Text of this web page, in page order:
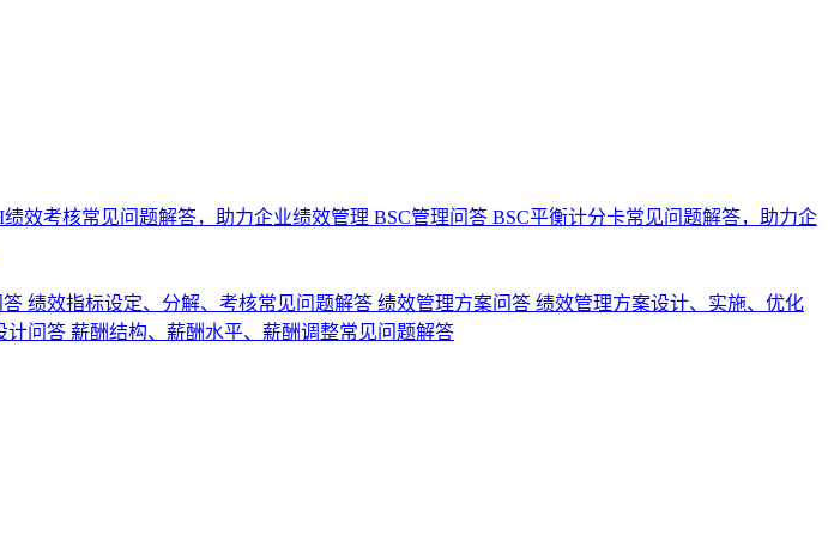
绩效考核常见问题解答，助力企业绩效管理 BSC管理问答 BSC平衡计分卡常见问题解答，助力企
答 绩效指标设定、分解、考核常见问题解答 绩效管理方案问答 绩效管理方案设计、实施、优化
计问答 薪酬结构、薪酬水平、薪酬调整常见问题解答